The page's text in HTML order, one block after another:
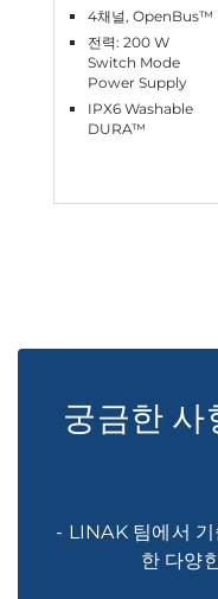
4채널, OpenBus™
전력: 200 W
Switch Mode
Power Supply
IPX6 Washable
DURA™
궁금한 사
- LINAK 팀에서 기
한 다양